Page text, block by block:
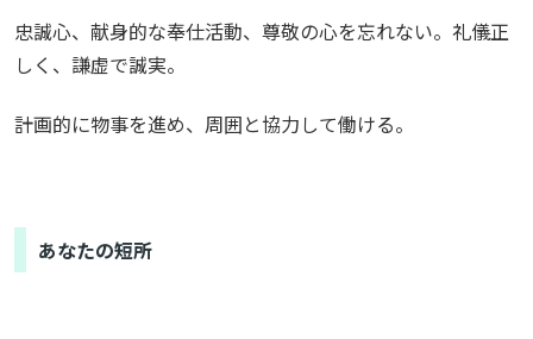
忠誠心、献身的な奉仕活動、尊敬の心を忘れない。礼儀正
しく、謙虚で誠実。
計画的に物事を進め、周囲と協力して働ける。
あなたの短所